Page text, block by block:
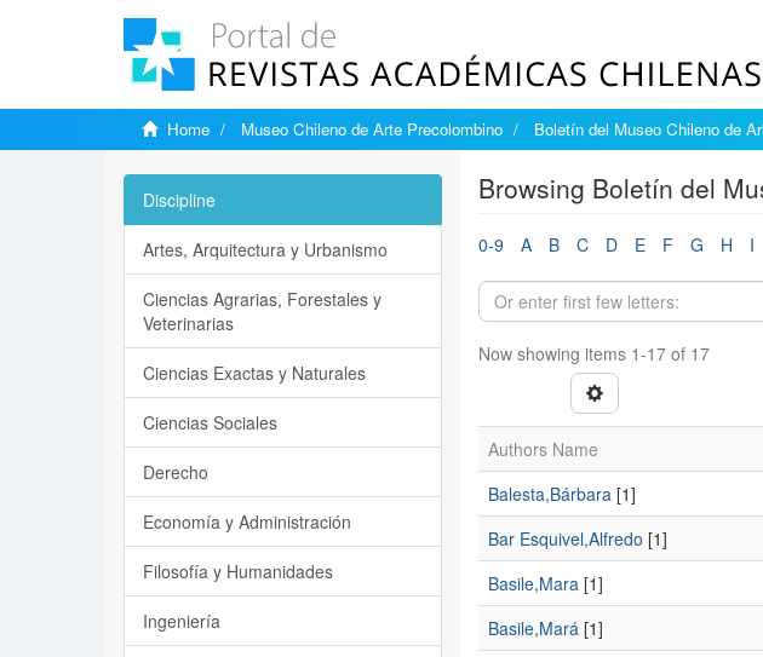
Home Museo Chileno de Arte Precolombino Boletín del Museo Chileno de
Browsing Boletín del
0-9 A B C D E F G H I
Now showing items 1-17 of 17
Authors Name
Balesta,Bárbara[1]
Bar Esquivel,Alfredo [1]
Basile,Mara[1]
Basile,Mará[1]
Discipline
Artes, Arquitectura y Urbanismo
Ciencias Agrarias, Forestales y
Veterinarias
Ciencias Exactas y Naturales
Ciencias Sociales
Derecho
Economía y Administración
Filosofía y Humanidades
Ingeniería